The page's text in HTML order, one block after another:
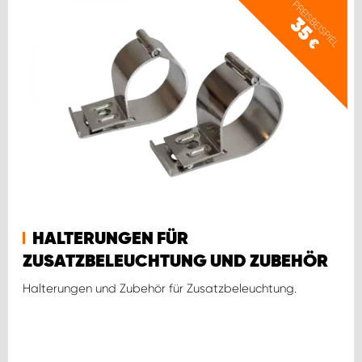
PREISBEISPIEL
35
€
HALTERUNGEN FÜR
ZUSATZBELEUCHTUNG UND ZUBEHÖR
Halterungen und Zubehör für Zusatzbeleuchtung.